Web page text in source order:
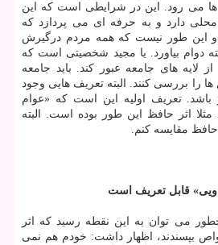
می رود. این در شرایطی است كه این
دارد و به حرفه ای می پردازد كه
این طور نیست كه همه مردم درگیرش
دوام بیاورد. یا مجید شخصیتی است كه
از لایه های جامعه عبور كند. باید جامعه
را بررسی كنند. البته تعریف هایی وجود
باشد. تعریف اولیه این است كه «عوام
اثر حافظ این طور بوده است. البته
حافظ مقایسه كنم.
قابل تعریف است
می توان به این نقطه رسید كه اثر
بپسندند، اظهار داشت: خودم هم نمی